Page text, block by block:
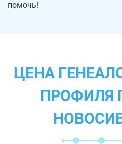
помочь!
ЦЕНА
ПРОФИЛЯ